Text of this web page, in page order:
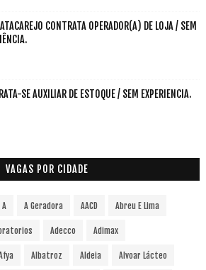
CONTRATA OPERADOR(A) DE LOJA / SEM
SE AUXILIAR DE ESTOQUE / SEM EXPERIENCIA.
VAGAS POR CIDADE
A A Geradora AACD Abreu E Lima
Adecco Adimax
Albatroz Aldeia Alvoar Lácteo